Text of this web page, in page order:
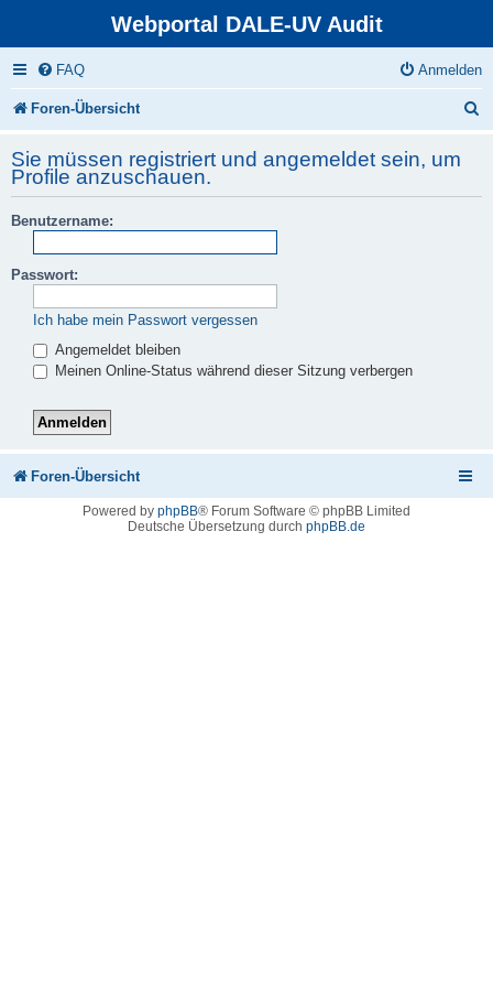
Webportal DALE-UV Audit
FAQ Anmelden
Foren-Übersicht
Sie müssen registriert und angemeldet sein, um
Profile anzuschauen.
Benutzername:
Passwort:
Ich habe mein Passwort vergessen
Angemeldet bleiben
Meinen Online-Status während dieser Sitzung verbergen
Foren-Übersicht
Powered by phpBB® Forum Software © phpBB Limited
Deutsche Übersetzung durch phpBB.de